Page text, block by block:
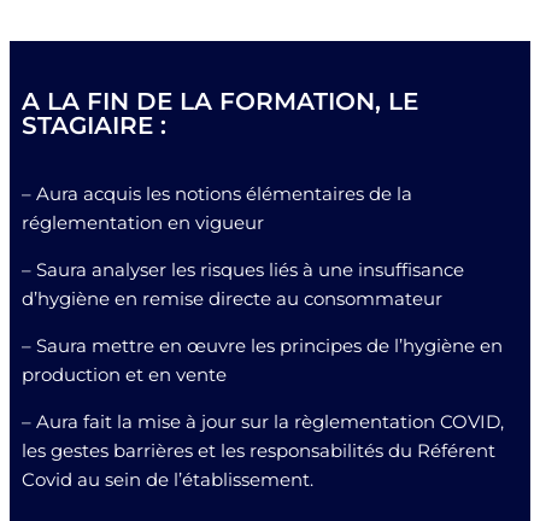
A LA FIN DE LA FORMATION, LE
STAGIAIRE :
– Aura acquis les notions élémentaires de la
réglementation en vigueur
– Saura analyser les risques liés à une insuffisance
d’hygiène en remise directe au consommateur
– Saura mettre en œuvre les principes de l’hygiène en
production et en vente
– Aura fait la mise à jour sur la règlementation COVID,
les gestes barrières et les responsabilités du Référent
Covid au sein de l’établissement.